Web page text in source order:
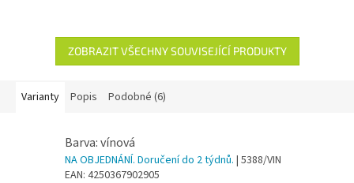
odolné bavlněné směsi.
ZOBRAZIT VŠECHNY SOUVISEJÍCÍ PRODUKTY
Varianty Popis Podobné (6)
Barva: vínová
NA OBJEDNÁNÍ. Doručení do 2 týdnů. | 5388/VIN
EAN: 4250367902905